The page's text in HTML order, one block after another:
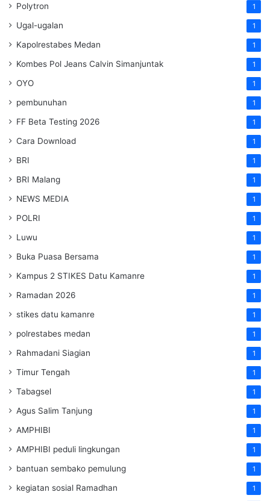
Polytron 1
Ugal-ugalan 1
Kapolrestabes Medan 1
Kombes Pol Jeans Calvin Simanjuntak 1
OYO 1
pembunuhan 1
FF Beta Testing 2026 1
Cara Download 1
BRI 1
BRI Malang 1
NEWS MEDIA 1
POLRI 1
Luwu 1
Buka Puasa Bersama 1
Kampus 2 STIKES Datu Kamanre 1
Ramadan 2026 1
stikes datu kamanre 1
polrestabes medan 1
Rahmadani Siagian 1
Timur Tengah 1
Tabagsel 1
Agus Salim Tanjung 1
AMPHIBI 1
AMPHIBI peduli lingkungan 1
bantuan sembako pemulung 1
kegiatan sosial Ramadhan 1